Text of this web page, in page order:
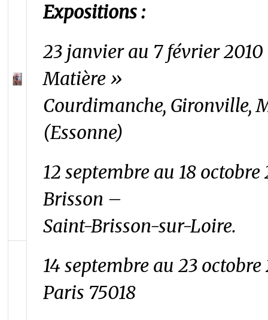
Expositions :
23 janvier au 7 février
Matière »
Courdimanche, Gironville,
(Essonne)
12 septembre au 18
Brisson –
Saint-Brisson-sur-Loire.
14 septembre au 23
Paris 75018